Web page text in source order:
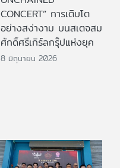
CONCERT” การเติบโต
อย่างสง่างาม บนสเตจสม
ศักดิ์ศรีเกิร์ลกรุ๊ปแห่งยุค
8 มิถุนายน 2026